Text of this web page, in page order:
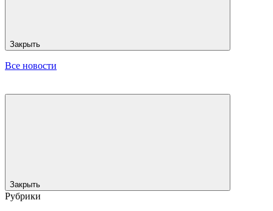
Закрыть
Все новости
Закрыть
Рубрики